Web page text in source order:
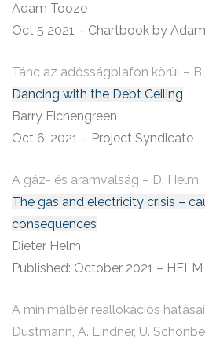
Adam Tooze
Oct 5 2021 – Chartbook by
Tánc az adósságplafon körül –
Dancing with the Debt Ceiling
Barry Eichengreen
Oct 6, 2021 – Project Syndicate
A gáz- és áramválság – D. Helm
The gas and electricity crisis –
consequences
Dieter Helm
Published: October 2021 – HELM
A minimálbér reallokációs
Dustmann, A. Lindner, U.